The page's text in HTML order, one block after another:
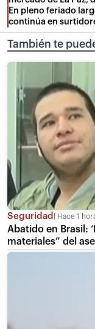
En pleno feriado
continúa en
También te
Seguridad Hace 1
Abatido en Brasil:
materiales” del